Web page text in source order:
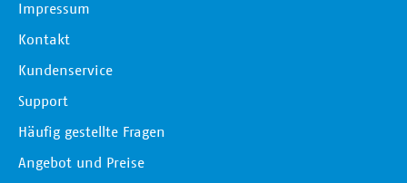
Impressum
Kontakt
Kundenservice
Support
Häufig gestellte Fragen
Angebot und Preise